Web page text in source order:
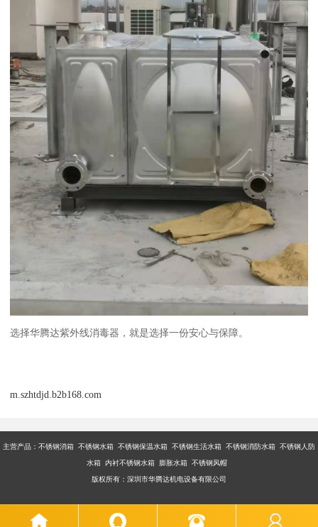
选择华腾达紫外线消毒器，就是选择一份安心与保障。
m.szhtdjd.b2b168.com
主营产品：不锈钢消箱 不锈钢水箱 不锈钢保温水箱 不锈钢生活水箱 不锈钢消防水箱 不锈钢人防
水箱 内衬不锈钢水箱 膨胀水箱 不锈钢风帽
版权所有：深圳市华腾达机电设备有限公司